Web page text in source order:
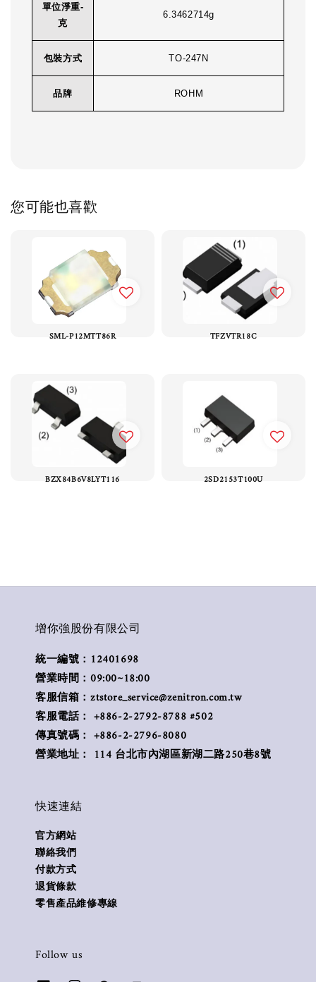
單位淨重-
克
6.3462714g
包裝方式 TO-247N
品牌 ROHM
您可能也喜歡
SML-P12MTT86R TFZVTR18C
BZX84B6V8LYT116 2SD2153T100U
增你強股份有限公司
統一編號：12401698
營業時間：09:00~18:00
客服信箱：ztstore_service@zenitron.com.tw
客服電話： +886-2-2792-8788 #502
傳真號碼： +886-2-2796-8080
營業地址： 114 台北市內湖區新湖二路250巷8號
快速連結
官方網站
聯絡我們
付款方式
退貨條款
零售產品維修專線
Follow us